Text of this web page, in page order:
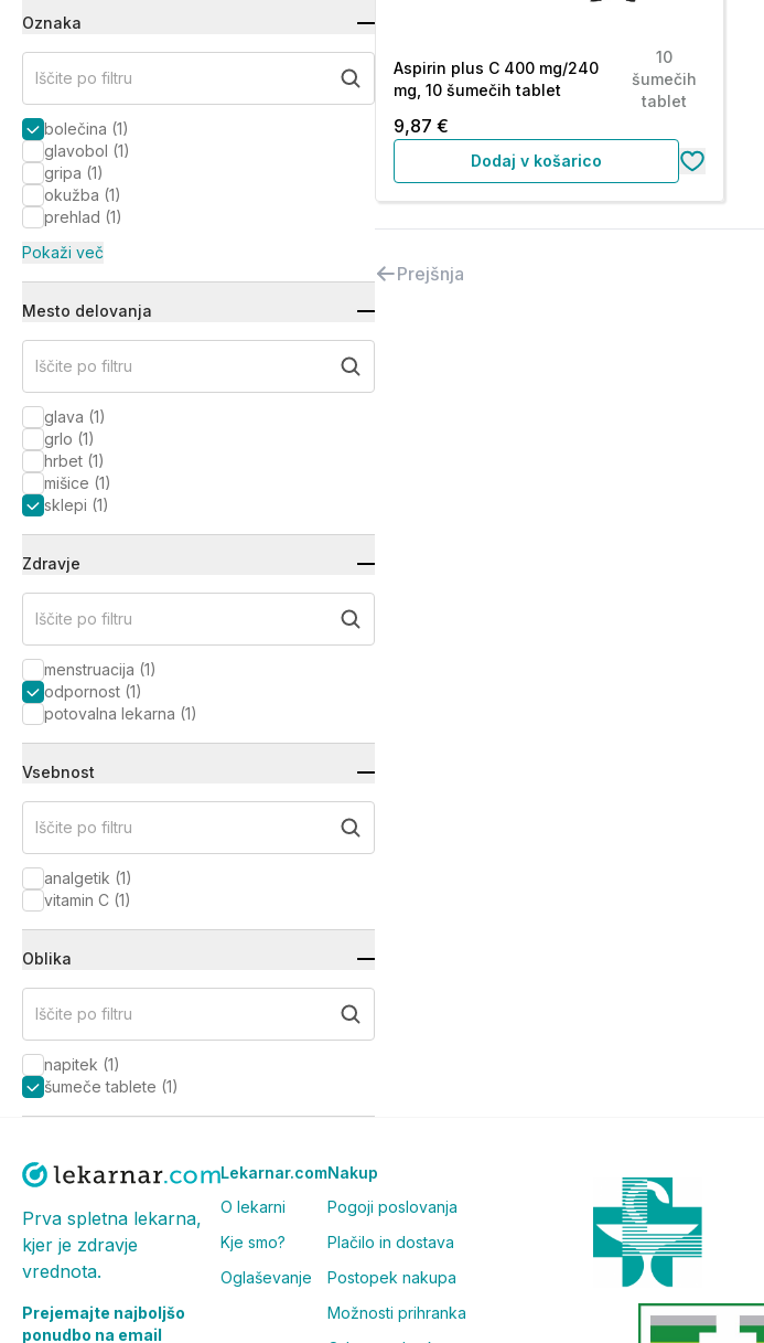
Oznaka
Iščite po filtru
bolečina (1)
glavobol (1)
gripa (1)
okužba (1)
prehlad (1)
Pokaži več
Mesto delovanja
Iščite po filtru
glava (1)
grlo (1)
hrbet (1)
mišice (1)
sklepi (1)
Zdravje
Iščite po filtru
menstruacija (1)
odpornost (1)
potovalna lekarna (1)
Vsebnost
Iščite po filtru
analgetik (1)
vitamin C (1)
Oblika
Iščite po filtru
napitek (1)
šumeče tablete (1)
Aspirin plus C 400 mg/240
mg, 10 šumečih tablet
10
šumečih
tablet
9,87 €
Dodaj v košarico
Prejšnja
Prva spletna lekarna,
kjer je zdravje
vrednota.
Prejemajte najboljšo
ponudbo na email
Lekarnar.com
O lekarni
Kje smo?
Oglaševanje
Nakup
Pogoji poslovanja
Plačilo in dostava
Postopek nakupa
Možnosti prihranka